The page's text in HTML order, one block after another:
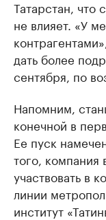
Татарстан, что
не влияет. «У
дать более
сентября, по
Напомним,
конечной в
Ее пуск
того, компания
участвовать в
линии
институт